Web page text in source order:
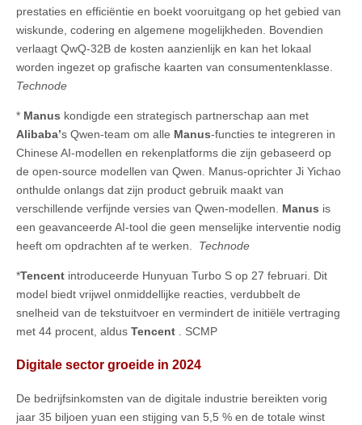
prestaties en efficiëntie en boekt vooruitgang op het gebied van
wiskunde, codering en algemene mogelijkheden. Bovendien
verlaagt QwQ-32B de kosten aanzienlijk en kan het lokaal
worden ingezet op grafische kaarten van consumentenklasse.
Technode
* Manus kondigde een strategisch partnerschap aan met
Alibaba’s Qwen-team om alle Manus-functies te integreren in
Chinese AI-modellen en rekenplatforms die zijn gebaseerd op
de open-source modellen van Qwen. Manus-oprichter Ji Yichao
onthulde onlangs dat zijn product gebruik maakt van
verschillende verfijnde versies van Qwen-modellen. Manus is
een geavanceerde AI-tool die geen menselijke interventie nodig
heeft om opdrachten af te werken. Technode
*Tencent introduceerde Hunyuan Turbo S op 27 februari. Dit
model biedt vrijwel onmiddellijke reacties, verdubbelt de
snelheid van de tekstuitvoer en vermindert de initiële vertraging
met 44 procent, aldus Tencent . SCMP
Digitale sector groeide in 2024
De bedrijfsinkomsten van de digitale industrie bereikten vorig
jaar 35 biljoen yuan een stijging van 5,5 % en de totale winst